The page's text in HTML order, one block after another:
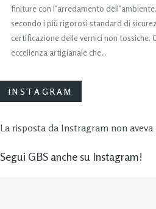
finiture con l’arredamento
secondo i più rigorosi standard di
certificazione delle vernici non tossiche.
eccellenza artigianale che…
INSTAGRAM
La risposta da Instragram non aveva
Segui GBS anche su Instagram!